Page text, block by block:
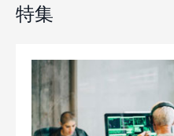
特集